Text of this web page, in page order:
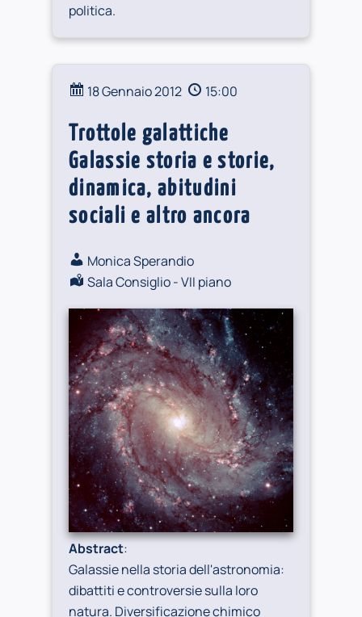
politica.
18 Gennaio 2012 15:00
Trottole galattiche
Galassie storia e storie,
dinamica, abitudini
sociali e altro ancora
Monica Sperandio
Sala Consiglio - VII piano
Abstract:
Galassie nella storia dell'astronomia:
dibattiti e controversie sulla loro
natura. Diversificazione chimico